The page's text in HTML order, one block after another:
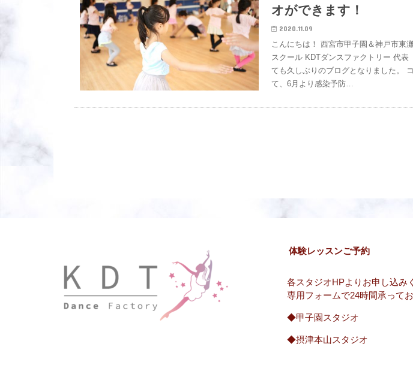
オができます！
2020.11.09
こんにちは！ 西宮市甲子園＆神戸市東
スクール KDTダンスファクトリー
ても久しぶりのブログとなりました。
て、6月より感染予防…
体験レッスンご予約
各スタジオHPよりお申し込み
専用フォームで24時間承っ
◆甲子園スタジオ
◆摂津本山スタジオ